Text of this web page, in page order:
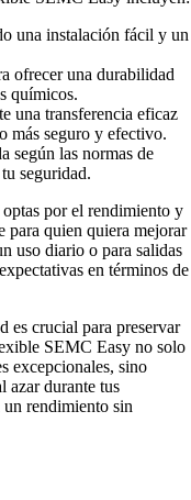
una instalación fácil y un
ofrecer una durabilidad
químicos.
una transferencia eficaz
más seguro y efectivo.
según las normas de
seguridad.
por el rendimiento y
para quien quiera mejorar
uso diario o para salidas
en términos de
es crucial para preservar
SEMC Easy no solo
excepcionales, sino
azar durante tus
rendimiento sin